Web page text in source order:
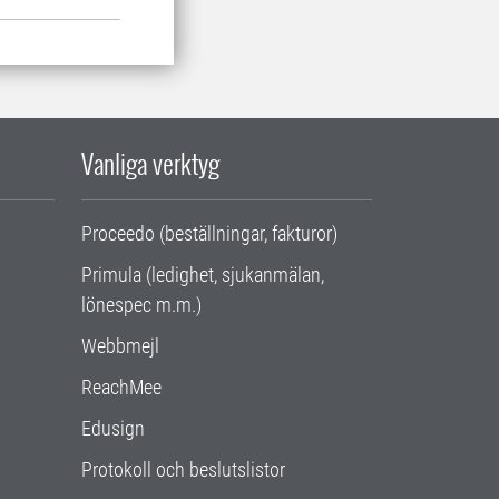
Vanliga verktyg
Proceedo (beställningar, fakturor)
Primula (ledighet, sjukanmälan,
lönespec m.m.)
Webbmejl
ReachMee
Edusign
Protokoll och beslutslistor